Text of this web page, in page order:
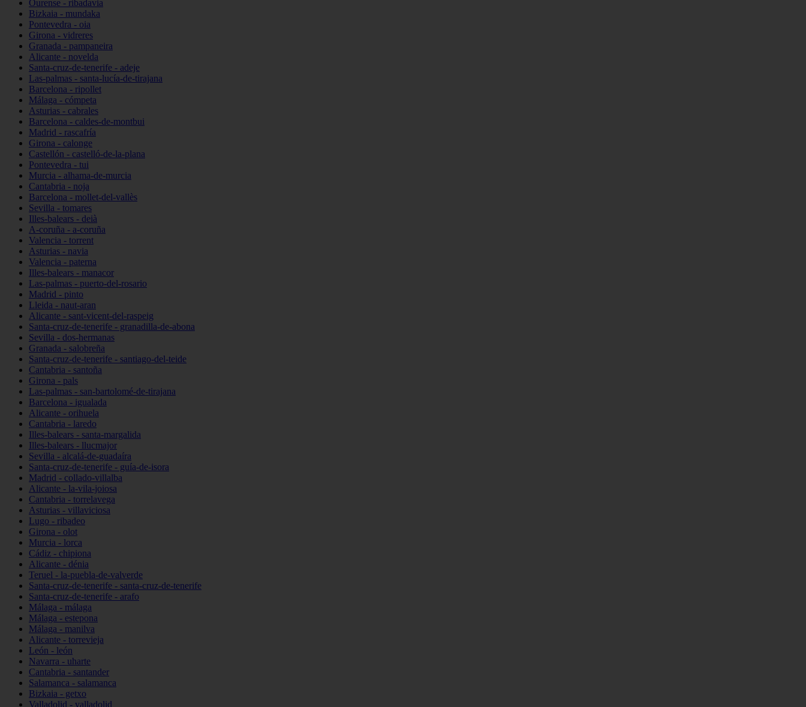
Ourense - ribadavia
Bizkaia - mundaka
Pontevedra - oia
Girona - vidreres
Granada - pampaneira
Alicante - novelda
Santa-cruz-de-tenerife - adeje
Las-palmas - santa-lucía-de-tirajana
Barcelona - ripollet
Málaga - cómpeta
Asturias - cabrales
Barcelona - caldes-de-montbui
Madrid - rascafría
Girona - calonge
Castellón - castelló-de-la-plana
Pontevedra - tui
Murcia - alhama-de-murcia
Cantabria - noja
Barcelona - mollet-del-vallès
Sevilla - tomares
Illes-balears - deià
A-coruña - a-coruña
Valencia - torrent
Asturias - navia
Valencia - paterna
Illes-balears - manacor
Las-palmas - puerto-del-rosario
Madrid - pinto
Lleida - naut-aran
Alicante - sant-vicent-del-raspeig
Santa-cruz-de-tenerife - granadilla-de-abona
Sevilla - dos-hermanas
Granada - salobreña
Santa-cruz-de-tenerife - santiago-del-teide
Cantabria - santoña
Girona - pals
Las-palmas - san-bartolomé-de-tirajana
Barcelona - igualada
Alicante - orihuela
Cantabria - laredo
Illes-balears - santa-margalida
Illes-balears - llucmajor
Sevilla - alcalá-de-guadaíra
Santa-cruz-de-tenerife - guía-de-isora
Madrid - collado-villalba
Alicante - la-vila-joiosa
Cantabria - torrelavega
Asturias - villaviciosa
Lugo - ribadeo
Girona - olot
Murcia - lorca
Cádiz - chipiona
Alicante - dénia
Teruel - la-puebla-de-valverde
Santa-cruz-de-tenerife - santa-cruz-de-tenerife
Santa-cruz-de-tenerife - arafo
Málaga - málaga
Málaga - estepona
Málaga - manilva
Alicante - torrevieja
León - león
Navarra - uharte
Cantabria - santander
Salamanca - salamanca
Bizkaia - getxo
Valladolid - valladolid